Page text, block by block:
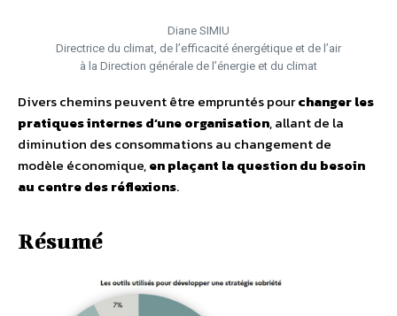
Diane SIMIU
Directrice du climat, de l’efficacité énergétique et de l’air
à la Direction générale de l’énergie et du climat
Divers chemins peuvent être empruntés pourchanger les
pratiques internes d’une organisation, allant de la
diminution des consommations au changement de
modèle économique,en plaçant la question du besoin
au centre des réflexions.
Résumé